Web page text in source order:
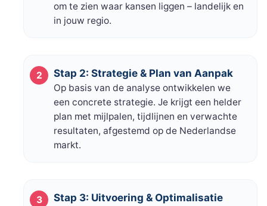
om te zien waar kansen liggen – landelijk en
in jouw regio.
Stap 2: Strategie & Plan van Aanpak
Op basis van de analyse ontwikkelen we
een concrete strategie. Je krijgt een helder
plan met mijlpalen, tijdlijnen en verwachte
resultaten, afgestemd op de Nederlandse
markt.
Stap 3: Uitvoering & Optimalisatie